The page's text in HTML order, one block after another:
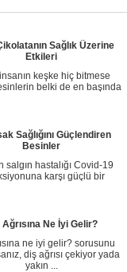
Sağlık Üzerine
Etkileri
keşke hiç bitmese
belki de en başında
Sağlığını Güçlendiren
Besinler
salgın hastalığı Covid-19
karşı güçlü bir
Ağrısına Ne İyi Gelir?
ne iyi gelir? sorusunu
diş ağrısı çekiyor yada
yakın ...